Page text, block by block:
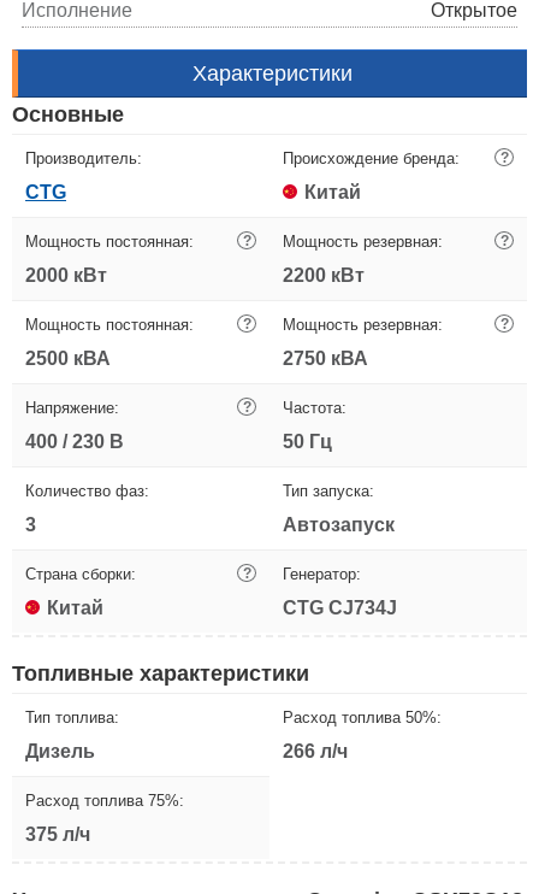
Исполнение
Открытое
Характеристики
Основные
Производитель:
CTG
Происхождение бренда: ?
Китай
Мощность постоянная: ?
2000 кВт
Мощность резервная: ?
2200 кВт
Мощность постоянная: ?
2500 кВА
Мощность резервная: ?
2750 кВА
Напряжение: ?
400 / 230 В
Частота:
50 Гц
Количество фаз:
3
Тип запуска:
Автозапуск
Страна сборки: ?
Китай
Генератор:
CTG CJ734J
Топливные характеристики
Тип топлива:
Дизель
Расход топлива 50%:
266 л/ч
Расход топлива 75%:
375 л/ч